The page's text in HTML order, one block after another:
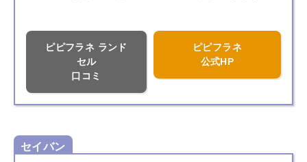
ピピフラネ ランド
セル
口コミ
ピピフラネ
公式HP
セイバン